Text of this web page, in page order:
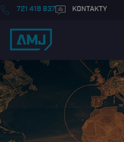
721 416 837 KONTAKTY